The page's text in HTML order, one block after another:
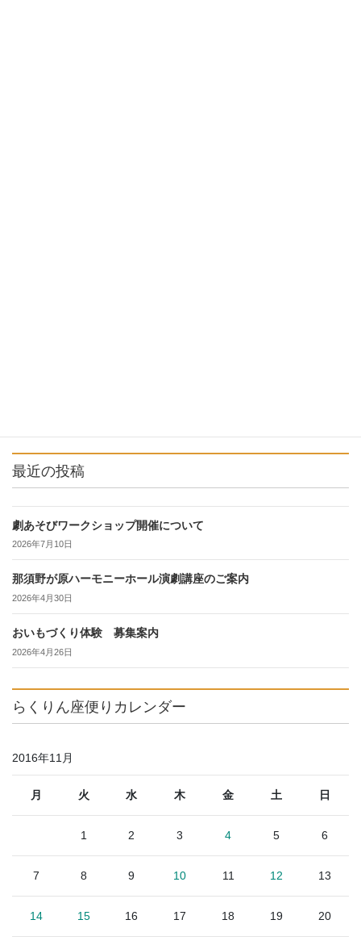
最近の投稿
劇あそびワークショップ開催について
2026年7月10日
那須野が原ハーモニーホール演劇講座のご案内
2026年4月30日
おいもづくり体験 募集案内
2026年4月26日
らくりん座便りカレンダー
2016年11月
月 火 水 木 金 土 日
1 2 3 4 5 6
7 8 9 10 11 12 13
14 15 16 17 18 19 20